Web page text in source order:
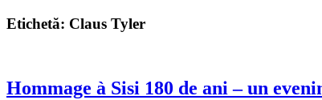
Etichetă: Claus Tyler
Hommage à Sisi 180 de ani – un